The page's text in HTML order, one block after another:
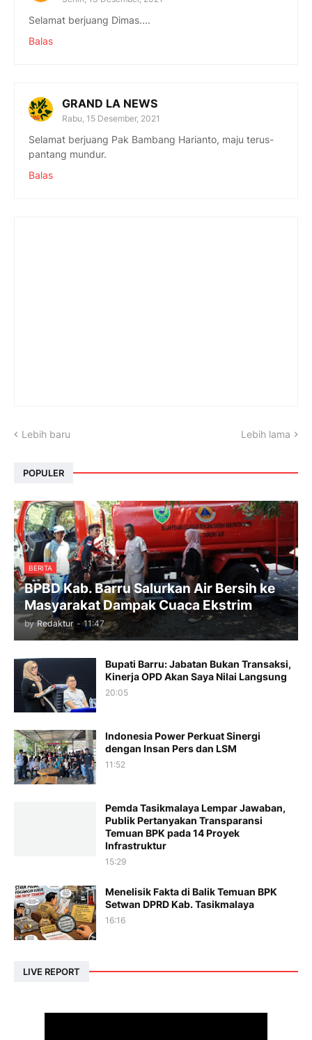
Selamat berjuang Dimas....
Balas
GRAND LA NEWS
Rabu, 15 Desember, 2021
Selamat berjuang Pak Bambang Harianto, maju terus-
pantang mundur.
Balas
Lebih baru Lebih lama
POPULER
BERITA
BPBD Kab. Barru Salurkan Air Bersih ke
Masyarakat Dampak Cuaca Ekstrim
by Redaktur - 11:47
Bupati Barru: Jabatan Bukan Transaksi,
Kinerja OPD Akan Saya Nilai Langsung
20:05
Indonesia Power Perkuat Sinergi
dengan Insan Pers dan LSM
11:52
Pemda Tasikmalaya Lempar Jawaban,
Publik Pertanyakan Transparansi
Temuan BPK pada 14 Proyek
Infrastruktur
15:29
Menelisik Fakta di Balik Temuan BPK
Setwan DPRD Kab. Tasikmalaya
16:16
LIVE REPORT